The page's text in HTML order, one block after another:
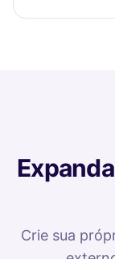
Crie sua